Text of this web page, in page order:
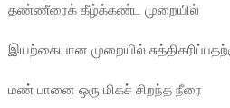
தண்ணீரைக் கீழ்க்கண்ட முறையில்
இயற்கையான முறையில்
மண் பானை ஒரு மிகச் சிறந்த நீரை